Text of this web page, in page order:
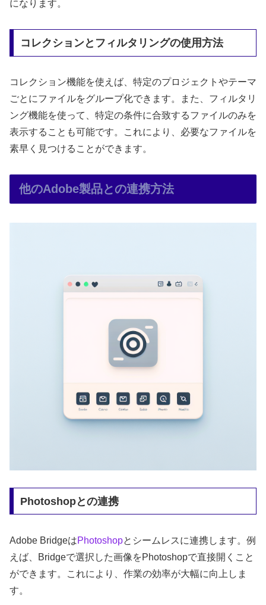
になります。
コレクションとフィルタリングの使用方法
コレクション機能を使えば、特定のプロジェクトやテーマ
ごとにファイルをグループ化できます。また、フィルタリ
ング機能を使って、特定の条件に合致するファイルのみを
表示することも可能です。これにより、必要なファイルを
素早く見つけることができます。
他のAdobe製品との連携方法
Photoshopとの連携
Adobe BridgeはPhotoshopとシームレスに連携します。例
えば、Bridgeで選択した画像をPhotoshopで直接開くこと
ができます。これにより、作業の効率が大幅に向上しま
す。